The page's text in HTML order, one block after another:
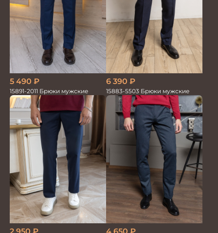
5 490 ₽
15891-2011 Брюки мужские
6 390 ₽
15883-5503 Брюки мужские